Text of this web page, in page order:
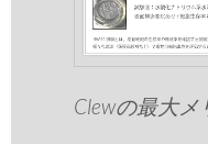
Clewの最大メ